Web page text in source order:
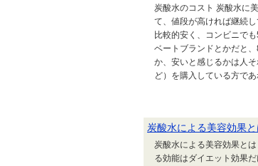
炭酸水のコスト 炭酸水に
て、値段が高ければ継続
比較的安く、コンビニで
ベートブランドとかだと
か、安いと感じるかは人
ど）を購入している方で
炭酸水による美容効果と
炭酸水による美容効果と
る効能はダイエット効果